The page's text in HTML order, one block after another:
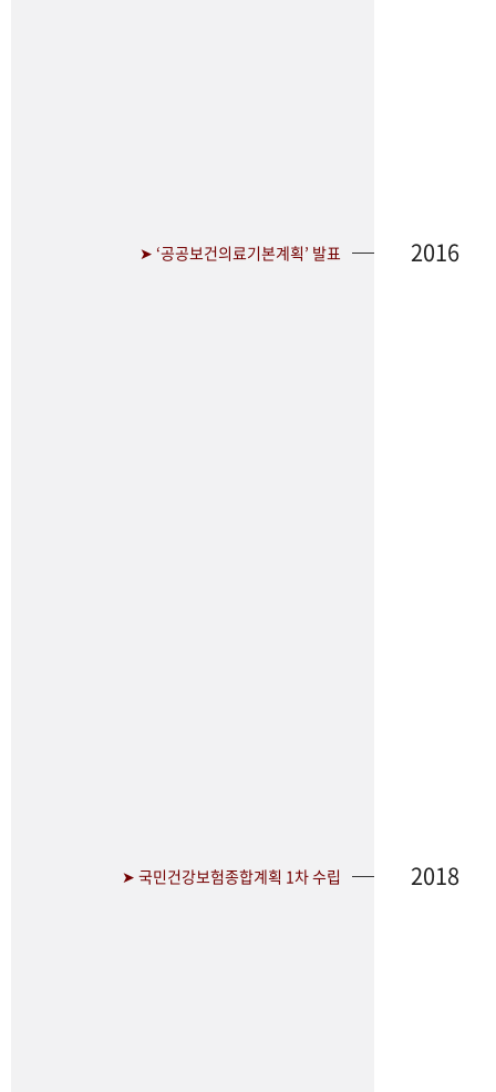
➤ ‘공공보건의료기본계획’ 발표 2016
➤ 국민건강보험종합계획 1차 수립 2018